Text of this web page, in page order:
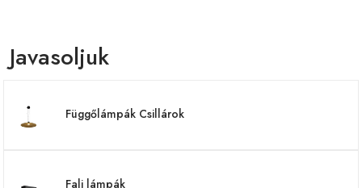
Javasoljuk
Függőlámpák Csillárok
Fali lámpák